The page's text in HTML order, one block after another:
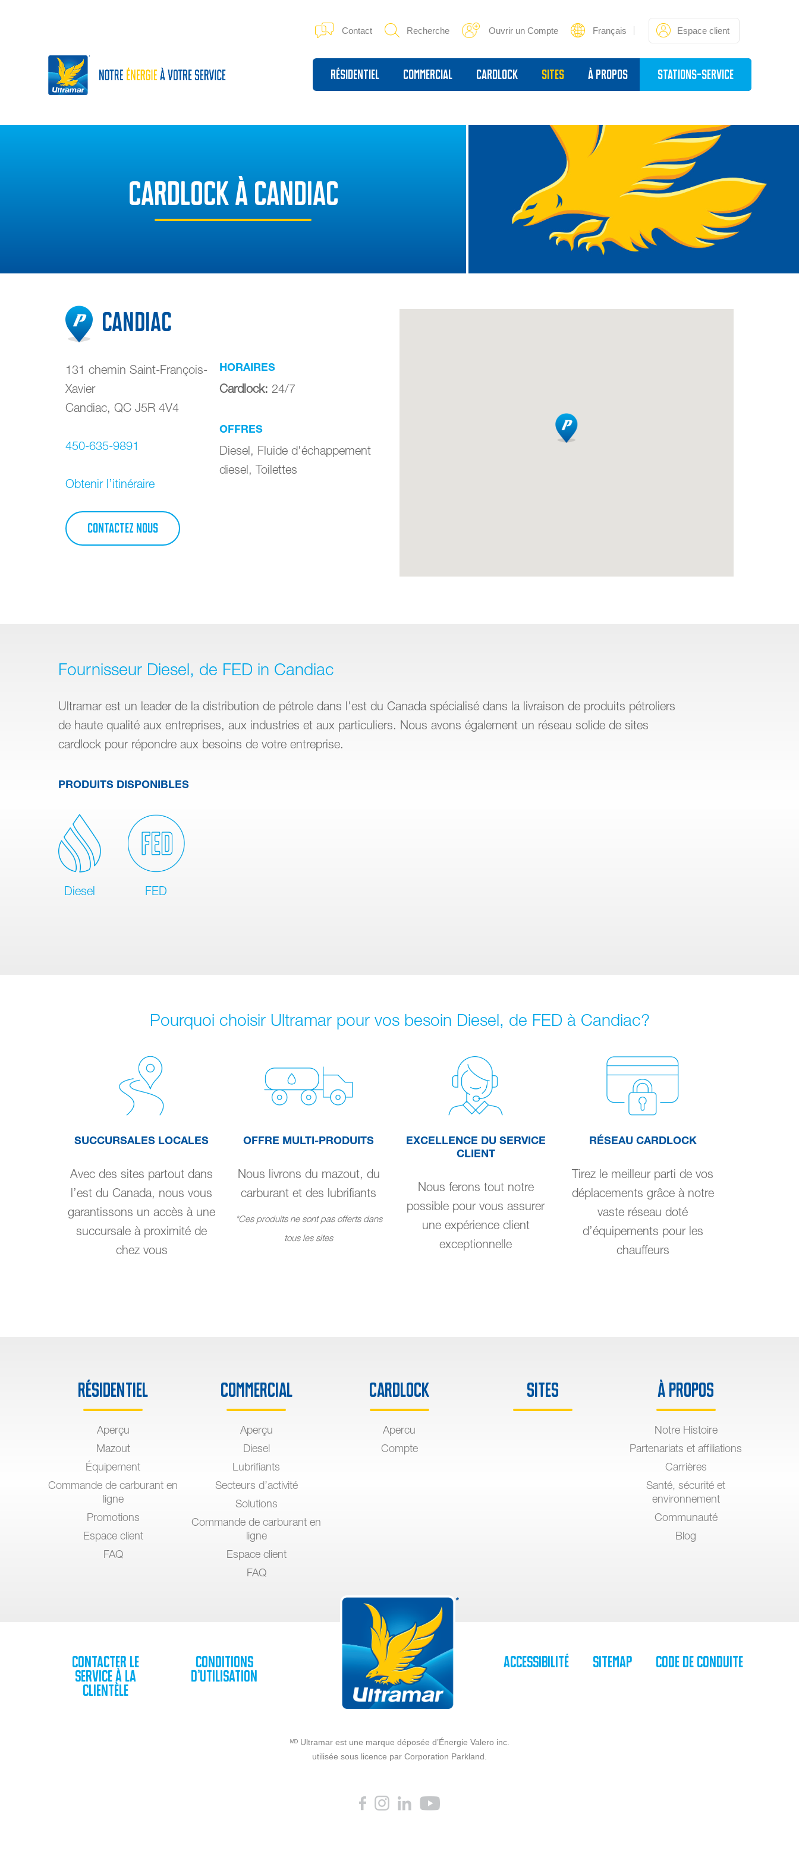
Contact Recherche Ouvrir un Compte Français Espace client
Résidentiel Commercial Cardlock sites À propos Stations-service
CARDLOCK À CANDIAC
Candiac
131 chemin Saint-François-
Xavier
Candiac QC J5R 4V4
450-635-9891
Obtenir l’itinéraire
CONTACTEZ NOUS
HORAIRES
Cardlock: 24/7
OFFRES
Diesel, Fluide d'échappement
diesel, Toilettes
Fournisseur Diesel, de FED in Candiac
Ultramar est un leader de la distribution de pétrole dans l'est du Canada spécialisé dans la livraison de produits pétroliers
de haute qualité aux entreprises, aux industries et aux particuliers. Nous avons également un réseau solide de sites
cardlock pour répondre aux besoins de votre entreprise.
PRODUITS DISPONIBLES
Diesel FED
Pourquoi choisir Ultramar pour vos besoin Diesel, de FED à Candiac?
SUCCURSALES LOCALES
Avec des sites partout dans
l’est du Canada, nous vous
garantissons un accès à une
succursale à proximité de
chez vous
OFFRE MULTI-PRODUITS
Nous livrons du mazout, du
carburant et des lubrifiants
*Ces produits ne sont pas offerts dans
tous les sites
EXCELLENCE DU SERVICE
CLIENT
Nous ferons tout notre
possible pour vous assurer
une expérience client
exceptionnelle
RÉSEAU CARDLOCK
Tirez le meilleur parti de vos
déplacements grâce à notre
vaste réseau doté
d’équipements pour les
chauffeurs
Résidentiel
Aperçu
Mazout
Équipement
Commande de carburant en
ligne
Promotions
Espace client
FAQ
Commercial
Aperçu
Diesel
Lubrifiants
Secteurs d’activité
Solutions
Commande de carburant en
ligne
Espace client
FAQ
Cardlock
Apercu
Compte
sites À propos
Notre Histoire
Partenariats et affiliations
Carrières
Santé, sécurité et
environnement
Communauté
Blog
Contacter le
service à la
clientèle
Conditions
d’utilisation
Accessibilité SiteMap Code de Conduite
ᴹᴰ Ultramar est une marque déposée d’Énergie Valero inc.
utilisée sous licence par Corporation Parkland.